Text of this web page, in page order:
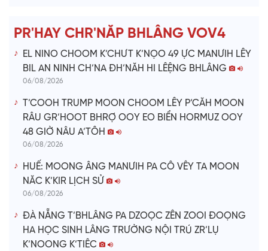
e
o
PR'HAY CHR'NĂP BHLÂNG VOV4
EL NINO CHOOM K’CHƯT K’NỌO 49 ỰC MANƯIH LÊY
BIL AN NINH CH’NA ĐH’NĂH HI LÊỆNG BHLÂNG
06/08/2026
T’COOH TRUMP MOON CHOOM LÊY P’CĂH MOON
RÂU GR’HOOT BHRỢ OOY EO BIỂN HORMUZ OOY
48 GIỜ NÂU A’TÔH
06/08/2026
HUẾ: MOONG ÂNG MANƯIH PA CÔ VÊY TA MOON
NĂC K’KIR LỊCH SỬ
06/08/2026
ĐÀ NẴNG T’BHLÂNG PA DZOỌC ZÊN ZOOI ĐOỌNG
HA HỌC SINH LÂNG TRƯỜNG NỘI TRÚ ZR’LỤ
K’NOONG K’TIÊC